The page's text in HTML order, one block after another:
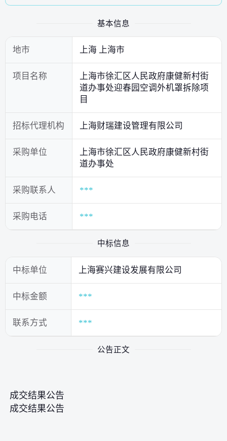
基本信息
地市 上海 上海市
项目名称
上海市徐汇区人民政府康健新村街
道办事处迎春园空调外机罩拆除项
目
招标代理机构 上海财瑞建设管理有限公司
采购单位
上海市徐汇区人民政府康健新村街
道办事处
采购联系人 ***
采购电话 ***
中标信息
中标单位 上海赛兴建设发展有限公司
中标金额 ***
联系方式 ***
公告正文
成交结果公告
成交结果公告